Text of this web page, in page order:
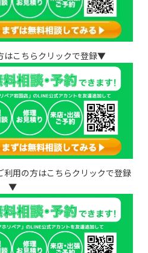
はこちらクリックで登録▼
用の方はこちらクリックで登録
▼